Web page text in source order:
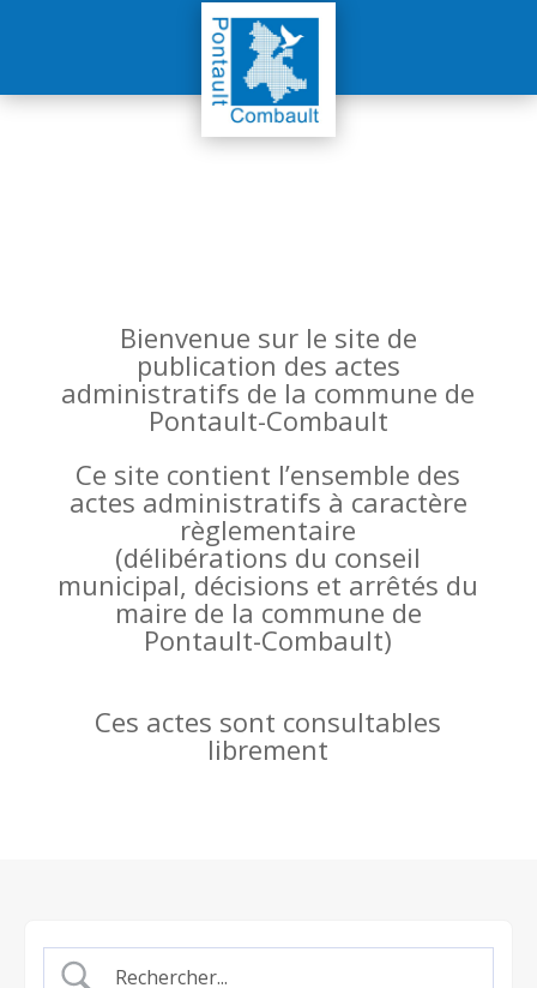
Bienvenue sur le site de
publication des actes
administratifs de la commune de
Pontault-Combault
Ce site contient l’ensemble des
actes administratifs à caractère
règlementaire
(délibérations du conseil
municipal, décisions et arrêtés du
maire de la commune de
Pontault-Combault)
Ces actes sont consultables
librement